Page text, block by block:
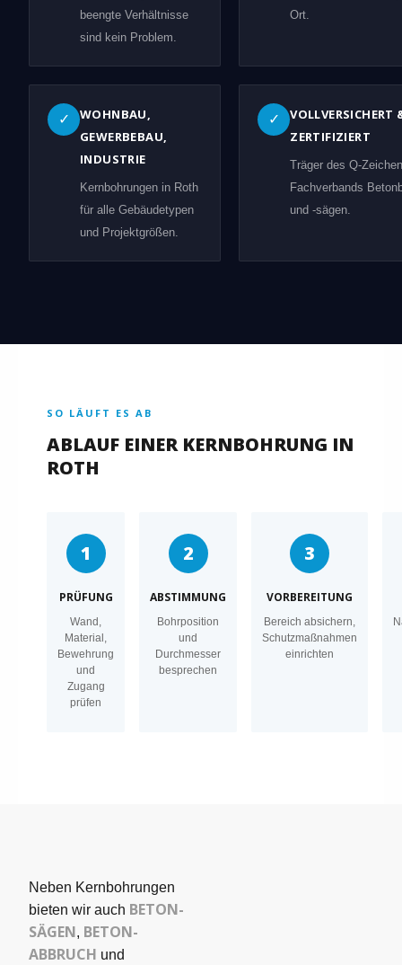
beengte Verhältnisse
sind kein Problem.
Ort.
✓
WOHNBAU,
GEWERBEBAU,
INDUSTRIE
Kernbohrungen in Roth
für alle Gebäudetypen
und Projektgrößen.
✓
VOLLVERSICHERT
ZERTIFIZIERT
Träger des Q-
Fachverbands
und -sägen.
SO LÄUFT ES AB
ABLAUF EINER KERNBOHRUNG IN
ROTH
1
PRÜFUNG
Wand,
Material,
Bewehrung
und
Zugang
prüfen
2
ABSTIMMUNG
Bohrposition
und
Durchmesser
besprechen
3
VORBEREITUNG
Bereich absichern,
Schutzmaßnahmen
einrichten
Neben Kernbohrungen
bieten wir auch BETON­
SÄGEN, BETON-
ABBRUCH und